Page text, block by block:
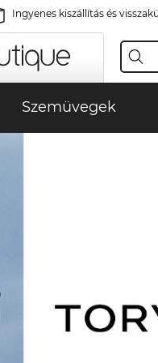
Ingyenes kiszállítás és
Szemüvegek